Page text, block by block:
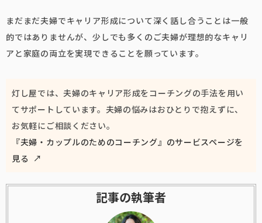
まだまだ夫婦でキャリア形成について深く話し合うことは一般
的ではありませんが、少しでも多くのご夫婦が理想的なキャリ
アと家庭の両立を実現できることを願っています。
灯し屋では、夫婦のキャリア形成をコーチングの手法を用い
てサポートしています。夫婦の悩みはおひとりで抱えずに、
お気軽にご相談ください。
『夫婦・カップルのためのコーチング』のサービスページを
見る ↗
記事の執筆者